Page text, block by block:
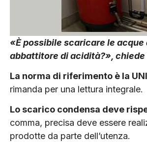
«È possibile scaricare le
abbattitore di acidità?», chiede
La norma di riferimento è la
rimanda per una lettura integrale.
Lo scarico condensa deve
comma, precisa deve essere
prodotte da parte dell’utenza.